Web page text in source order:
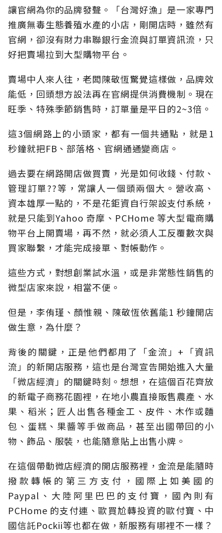
讓官網為你的品牌發聲。「台灣好漁」是一家專門
推廣無毒生態養殖水產的小店，剛開店時，雖然有
官網，卻沒有財力串聯銀行金流與訂單資訊流，只
好把賣場拉到大型購物平台。
賣場中人來人往，老闆陳敬恆驚覺這樣做，品牌效
能低，回頭想方設法再在官網提供消費機制。現在
旺季、特殊季節銷售時，訂單量是平日的2~3倍。
這3個網路上的小頭家，都有一個共通點，就是1
秒鐘就把FB、部落格、官網通通變商店。
過去要在網路開店做買賣，光是如何收錢、付款、
管理訂單??等，常讓人一個頭兩個大。營收高、
資本雄厚一點的，不是花鉅資自行架設支付系統，
就是只能到Yahoo 奇摩、PCHome 等大型電商購
物平台上開賣場，再不然，就必須人工反覆數次與
買家聯繫，才能完成接單、對帳動作。
這些方式，對想創業試水溫，或是非常態性銷售的
微型店家來說，相當不便。
但是，李侑瑾、顏惟親、陳敬恆依舊能1 秒鐘開店
做生意，為什麼？
背後的關鍵，正是他們都用了「金流」+「資訊
流」的新開店服務，這也是台灣宣告開始進入大量
「微店經濟」的關鍵時刻。想想，在這個百花齊放
的新電子商務花園裡，在地小農直接販售農產、水
果、稻米；匠人出售各種金工、皮件、木作或麵
包、蛋糕、果醬等手做商品，甚至出國帶回的小
物、飾品、服裝，也能隨意貼上出售小牌。
在這個帶動微店經濟的開店服務裡，金流是能隨時
撥款轉帳的第三方支付，國際上如美國的
Paypal、大陸阿里巴巴的支付寶，國內則有
PCHome 的支付連、歐買尬轉投資的歐付寶、中
國信託Pockii等也都在做，新服務有哪裡不一樣？